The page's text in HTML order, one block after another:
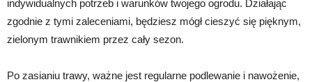
indywidualnych potrzeb i warunków twojego ogrodu. Działając
zgodnie z tymi zaleceniami, będziesz mógł cieszyć się pięknym,
zielonym trawnikiem przez cały sezon.
Po zasianiu trawy, ważne jest regularne podlewanie i nawożenie,